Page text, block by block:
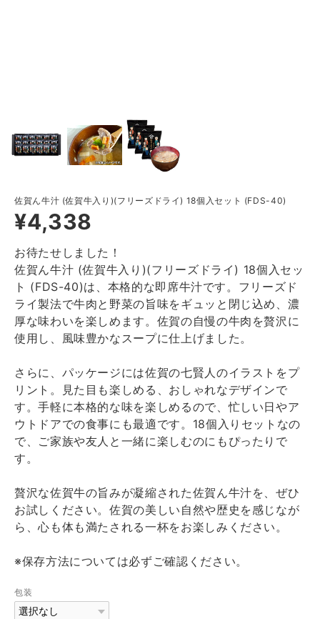
佐賀ん牛汁 (佐賀牛入り)(フリーズドライ) 18個入セット (FDS-40)
¥4,338
お待たせしました！
佐賀ん牛汁 (佐賀牛入り)(フリーズドライ) 18個入セッ
ト (FDS-40)は、本格的な即席牛汁です。フリーズド
ライ製法で牛肉と野菜の旨味をギュッと閉じ込め、濃
厚な味わいを楽しめます。佐賀の自慢の牛肉を贅沢に
使用し、風味豊かなスープに仕上げました。
さらに、パッケージには佐賀の七賢人のイラストをプ
リント。見た目も楽しめる、おしゃれなデザインで
す。手軽に本格的な味を楽しめるので、忙しい日やア
ウトドアでの食事にも最適です。18個入りセットなの
で、ご家族や友人と一緒に楽しむのにもぴったりで
す。
贅沢な佐賀牛の旨みが凝縮された佐賀ん牛汁を、ぜひ
お試しください。佐賀の美しい自然や歴史を感じなが
ら、心も体も満たされる一杯をお楽しみください。
※保存方法については必ずご確認ください。
包装